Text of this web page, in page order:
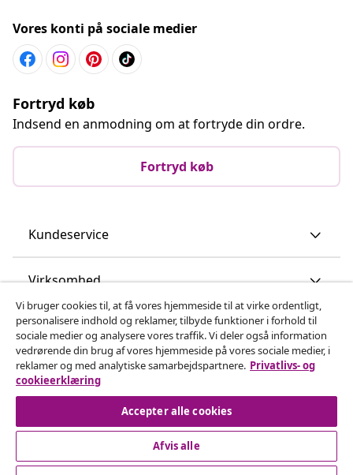
Vores konti på sociale medier
Fortryd køb
Indsend en anmodning om at fortryde din ordre.
Fortryd køb
Kundeservice
Virksomhed
vidaXL
Opdag mere
Vi bruger cookies til, at få vores hjemmeside til at virke ordentligt,
personalisere indhold og reklamer, tilbyde funktioner i forhold til
sociale medier og analysere vores traffik. Vi deler også information
vedrørende din brug af vores hjemmeside på vores sociale medier, i
reklamer og med analytiske samarbejdspartnere. Privatlivs- og
cookieerklæring
Accepter alle cookies
Afvis alle